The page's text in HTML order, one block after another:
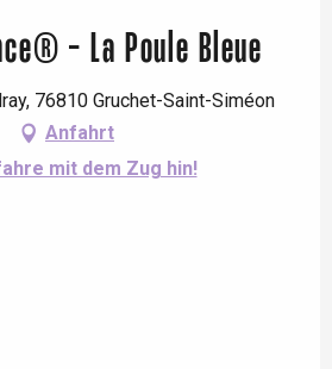
- La Poule Bleue
76810 Gruchet-Saint-Siméon
Anfahrt
mit dem Zug hin!